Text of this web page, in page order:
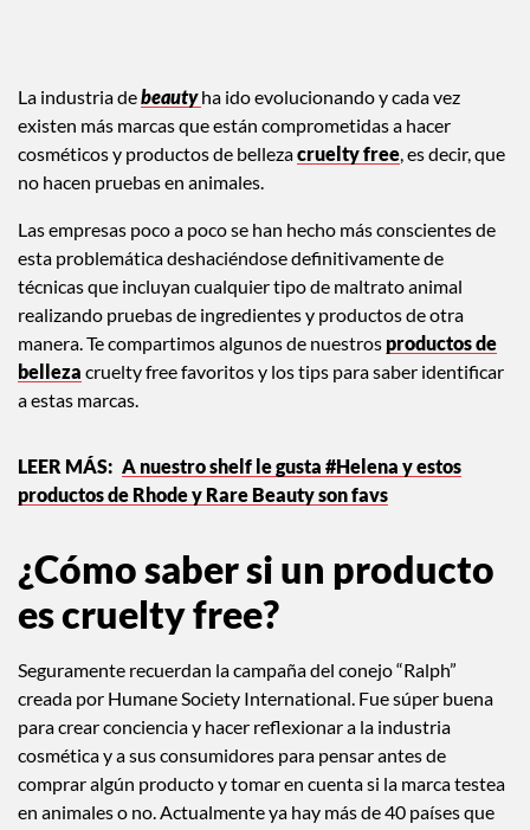
La industria debeauty ha ido evolucionando y cada vez
existen más marcas que están comprometidas a hacer
cosméticos y productos de bellezacruelty free, es decir, que
no hacen pruebas en animales.
Las empresas poco a poco se han hecho más conscientes de
esta problemática deshaciéndose definitivamente de
técnicas que incluyan cualquier tipo de maltrato animal
realizando pruebas de ingredientes y productos de otra
manera. Te compartimos algunos de nuestros productos de
belleza cruelty free favoritos y los tips para saber identificar
a estas marcas.
A nuestro shelf le gusta #Helena y estos
productos de Rhode y Rare Beauty son favs
¿Cómo saber si un producto
es cruelty free?
Seguramente recuerdan la campaña del conejo “Ralph”
creada por Humane Society International. Fue súper buena
para crear conciencia y hacer reflexionar a la industria
cosmética y a sus consumidores para pensar antes de
comprar algún producto y tomar en cuenta si la marca testea
en animales o no. Actualmente ya hay más de 40 países que